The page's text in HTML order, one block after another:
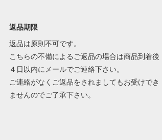
返品期限
返品は原則不可です。
こちらの不備によるご返品の場合は商品到着後
４日以内にメールでご連絡下さい。
ご連絡がなくご返品をされましてもお受けでき
ませんのでご了承下さい。